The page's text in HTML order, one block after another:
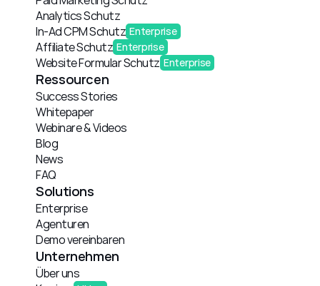
Analytics Schutz
In-Ad CPM Schutz Enterprise
Affiliate Schutz Enterprise
Website Formular Schutz Enterprise
Ressourcen
Success Stories
Whitepaper
Webinare & Videos
Blog
News
FAQ
Solutions
Enterprise
Agenturen
Demo vereinbaren
Unternehmen
Über uns